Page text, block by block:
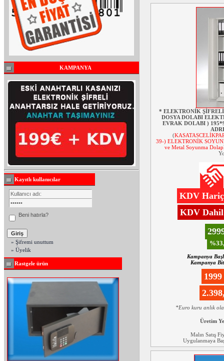
KAMPANYA
Kayıtlı kullanıcılar
Beni hatırla?
» Şifremi unuttum
» Üyelik
Rastgele ürün
* ELEKTRONİK
DOSYA DOLABI
EVRAK DOLABI )
(
39-) ELEKTRONİK
ve Metal Soyunma
KDV
KDV
Kampanya
Kampanya
*Euro kuru anlık
Üretim
Malın Satış
Uygulanmaya